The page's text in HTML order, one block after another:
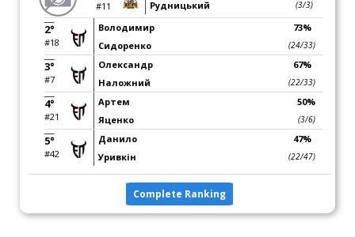
#11
Рудницький
(3/3)
2°
#18
Володимир
Сидоренко
73%
(24/33)
3°
#7
Олександр
Наложний
67%
(22/33)
4°
#21
Артем
Яценко
50%
(3/6)
5°
#42
Данило
Уривкін
47%
(22/47)
Complete Ranking